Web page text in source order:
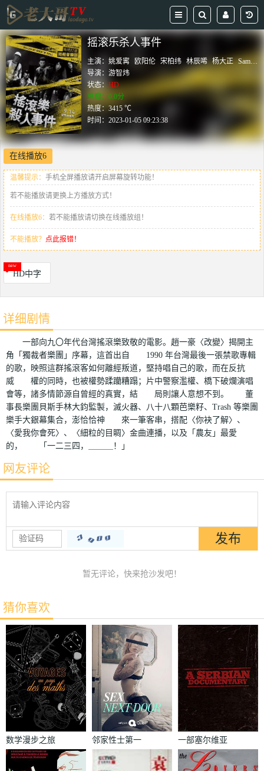
摇滚乐杀人事件
主演：姚爱寗 欧阳伦 宋柏纬 林辰唏 杨大正 Sam
导演：游智炜
状态：HD
豆瓣：0.0分
热度：3415 ℃
时间：2023-01-05 09:23:38
在线播放6
温馨提示： 手机全屏播放请开启屏幕旋转功能！
若不能播放请更换上方播放方式！
在线播放6： 若不能播放请切换在线播放组！
不能播放？ 点此报错！
HD中字
详细剧情
一部向九〇年代台灣搖滾樂致敬的電影。趙一豪〈改變〉揭開主
角「獨裁者樂團」序幕，這首出自 1990 年台灣最後一張禁歌專輯
的歌，映照這群搖滾客如何離經叛道，堅持唱自己的歌，而在反抗
威 權的同時，也被權勢蹂躪糟蹋；片中警察濫權、橋下破爛演唱
會等，諸多情節源自曾經的真實，結 局則讓人意想不到。 董
事長樂團貝斯手林大鈞監製，滅火器、八十八顆芭樂籽、Trash 等樂團
樂手大銀幕集合，澎恰恰神 來一筆客串，搭配〈你袂了解〉、
〈愛我你會死〉、〈細粒的目睭〉金曲連播，以及「農友」最愛
的， 「一二三四，＿＿＿！」
网友评论
暂无评论，快来抢沙发吧！
猜你喜欢
数学漫步之旅
邻家性士第一
季
一部塞尔维亚
纪录片